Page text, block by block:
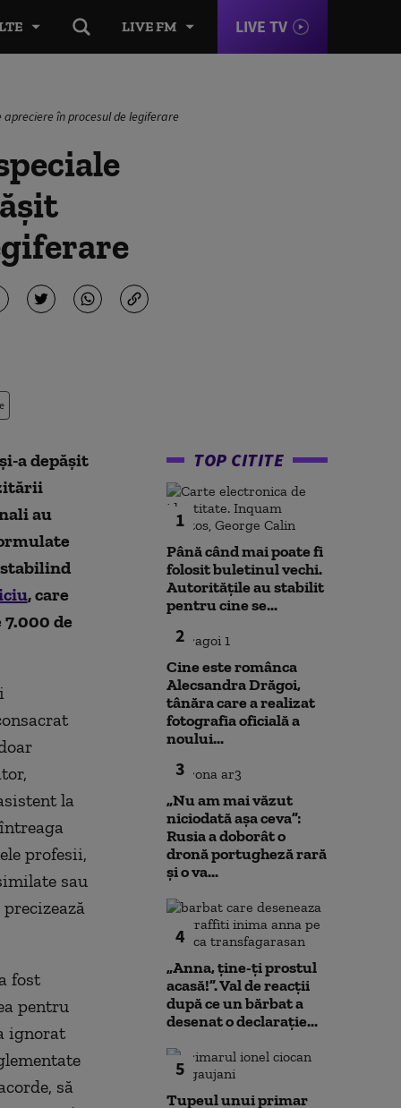
LIVE FM LIVE TV
în procesul de legiferare
a depăşit
au
, care
de
la
profesii,
sau
fost
pentru
ignorat
să
TOP CITITE
1
Până când mai poate fi
folosit buletinul vechi.
Autoritățile au stabilit
pentru cine se...
2
Cine este românca
Alecsandra Drăgoi,
tânăra care a realizat
fotografia oficială a
noului...
3
„Nu am mai văzut
niciodată așa ceva”:
Rusia a doborât o
dronă portugheză rară
și o va...
4
„Anna, ţine-ţi prostul
acasă!”. Val de reacții
după ce un bărbat a
desenat o declarație...
5
Tupeul unui primar